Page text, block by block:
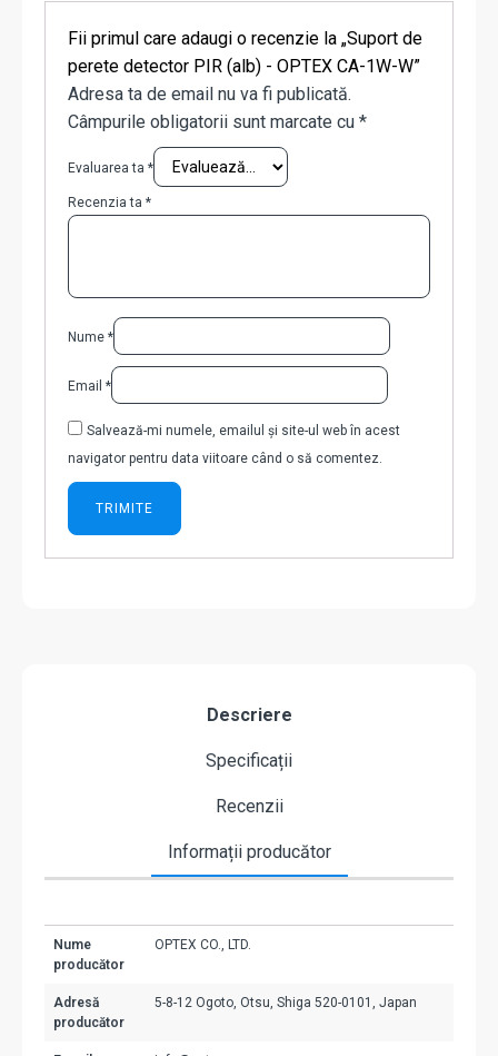
Fii primul care adaugi o recenzie la „Suport de
perete detector PIR (alb) - OPTEX CA-1W-W”
Adresa ta de email nu va fi publicată.
Câmpurile obligatorii sunt marcate cu *
Evaluarea ta *
Recenzia ta *
Nume *
Email *
Salvează-mi numele, emailul și site-ul web în acest
navigator pentru data viitoare când o să comentez.
Descriere
Specificații
Recenzii
Informații producător
Nume
producător
OPTEX CO., LTD.
Adresă
producător
5-8-12 Ogoto, Otsu, Shiga 520-0101, Japan